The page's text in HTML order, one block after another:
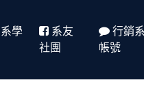
系學
系友
社團
行銷
帳號